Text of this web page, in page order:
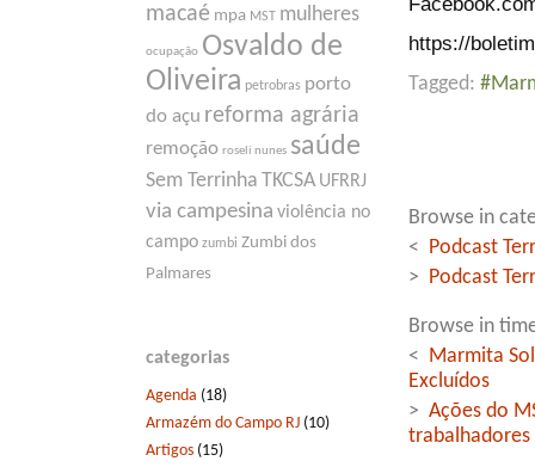
macaé mpa MST mulheres
ocupação Osvaldo de
Oliveira petrobras porto
do açu reforma agrária
remoção roseli nunes saúde
Sem Terrinha TKCSA UFRRJ
via campesina violência no
campo zumbi Zumbi dos
Palmares
categorias
Agenda (18)
Armazém do Campo RJ (10)
Artigos (15)
https://
Tagged:
Browse in
<
Podcast
>
Podcast
Browse in
<
Marmita
Excluídos
> Ações do
trabalhadores